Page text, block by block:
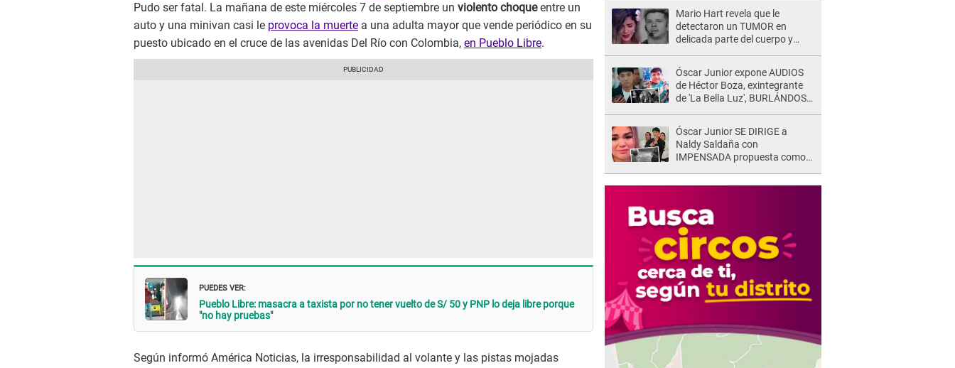
Pudo ser fatal. La mañana de este miércoles 7 de septiembre un violento choqueentre un
auto y una minivan casi le provoca la muerte a una adulta mayor que vende periódico en su
puesto ubicado en el cruce de las avenidas Del Río con Colombia, en Pueblo Libre.
PUEDES VER:
Pueblo Libre: masacra a taxista por no tener vuelto de S/ 50 y PNP lo deja libre porque
"no hay pruebas"
Según informó América Noticias, la irresponsabilidad al volante y las pistas mojadas
Mario Hart revela que le
detectaron un TUMOR en
delicada parte del cuerpo y
muy fuertes..."
Óscar Junior expone AUDIOS
de Héctor Boza, exintegrante
de 'La Bella Luz', BURLÁNDOSE
de maltrato: "Grábame..."
Óscar Junior SE DIRIGE a
Naldy Saldaña con
IMPENSADA propuesta como